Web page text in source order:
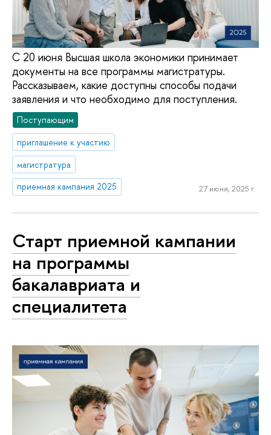
С 20 июня Высшая школа экономики принимает
документы на все программы магистратуры.
Рассказываем, какие доступны способы подачи
заявления и что необходимо для поступления.
Поступающим
приглашение к участию
магистратура
приемная кампания 2025
27 июня, 2025 г.
Старт приемной кампании
на программы
бакалавриата и
специалитета